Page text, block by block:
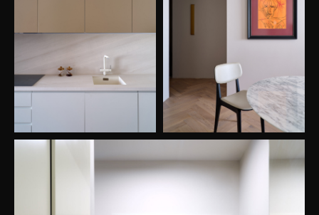
ОСТАВИТЬ ЗАЯВКУ
Нажимая на кнопку, вы принимаете нашу
политику конфиденциальности